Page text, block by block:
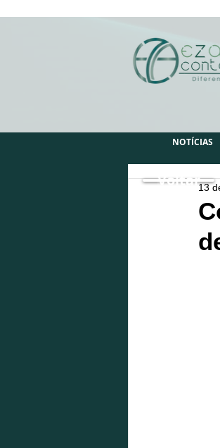
NOTÍCIAS
13
Voltar